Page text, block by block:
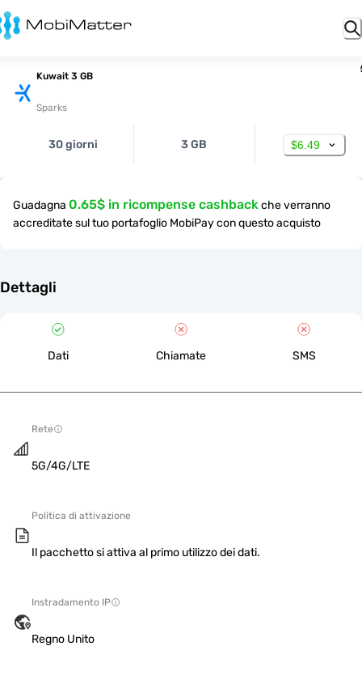
Kuwait 3 GB
Sparks
30 giorni 3 GB $6.49
Guadagna 0.65$ in ricompense cashbackche verranno
accreditate sul tuo portafoglio MobiPay con questo acquisto
Dettagli
Dati Chiamate SMS
Rete
5G/4G/LTE
Politica di attivazione
Il pacchetto si attiva al primo utilizzo dei dati.
Instradamento IP
Regno Unito